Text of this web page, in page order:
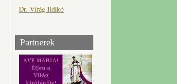
Dr. Virág Ildikó
Partnerek